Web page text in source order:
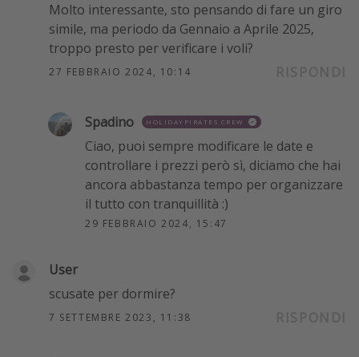
Molto interessante, sto pensando di fare un giro
simile, ma periodo da Gennaio a Aprile 2025,
troppo presto per verificare i voli?
27 FEBBRAIO 2024, 10:14
Spadino HOLIDAYPIRATES CREW
Ciao, puoi sempre modificare le date e
controllare i prezzi però sì, diciamo che hai
ancora abbastanza tempo per organizzare
il tutto con tranquillità :)
29 FEBBRAIO 2024, 15:47
User
scusate per dormire?
7 SETTEMBRE 2023, 11:38